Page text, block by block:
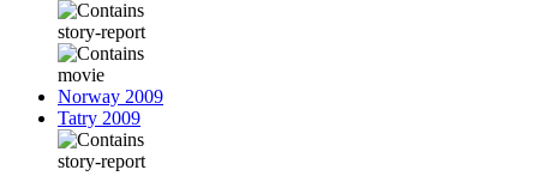
Norway 2009
Tatry 2009